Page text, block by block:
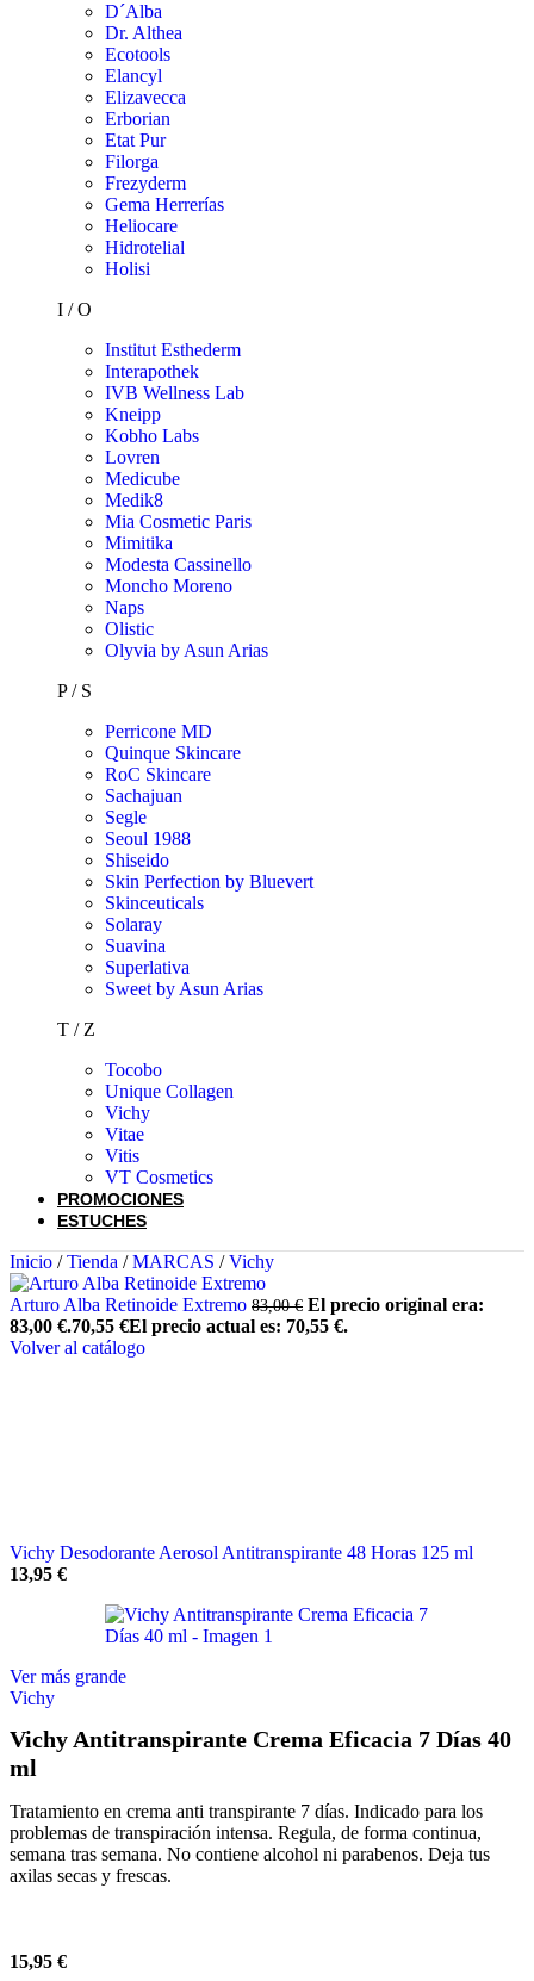
D´Alba
Dr. Althea
Ecotools
Elancyl
Elizavecca
Erborian
Etat Pur
Filorga
Frezyderm
Gema Herrerías
Heliocare
Hidrotelial
Holisi
I / O
Institut Esthederm
Interapothek
IVB Wellness Lab
Kneipp
Kobho Labs
Lovren
Medicube
Medik8
Mia Cosmetic Paris
Mimitika
Modesta Cassinello
Moncho Moreno
Naps
Olistic
Olyvia by Asun Arias
P / S
Perricone MD
Quinque Skincare
RoC Skincare
Sachajuan
Segle
Seoul 1988
Shiseido
Skin Perfection by Bluevert
Skinceuticals
Solaray
Suavina
Superlativa
Sweet by Asun Arias
T / Z
Tocobo
Unique Collagen
Vichy
Vitae
Vitis
VT Cosmetics
PROMOCIONES
ESTUCHES
Inicio / Tienda / MARCAS / Vichy
Arturo Alba Retinoide Extremo 83,00€ El precio original era:
83,00 €.70,55 €El precio actual es: 70,55 €.
Volver al catálogo
Vichy Desodorante Aerosol Antitranspirante 48 Horas 125 ml
13,95 €
Ver más grande
Vichy
Vichy Antitranspirante Crema Eficacia 7 Días 40
ml
Tratamiento en crema anti transpirante 7 días. Indicado para los
problemas de transpiración intensa. Regula, de forma continua,
semana tras semana. No contiene alcohol ni parabenos. Deja tus
axilas secas y frescas.
15,95 €